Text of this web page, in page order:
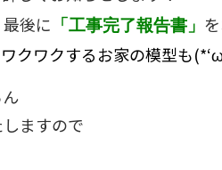
後に 「工事完了報告書」
クワクするお家の模型も
しますので